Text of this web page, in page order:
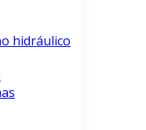
hidráulico